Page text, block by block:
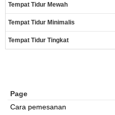
Tempat Tidur Mewah
Tempat Tidur Minimalis
Tempat Tidur Tingkat
Page
Cara pemesanan